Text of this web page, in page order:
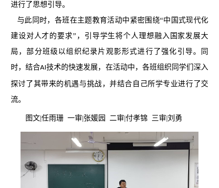
进行了思想引导。
与此同时， 各班在主题教育活动中紧密围绕“中国式现代化
建设对人才的要求”，引导学生将个人理想融入国家发展大
局，部分班级以组织纪录片观影形式进行了强化引导。
同
时，结合AI技术的快速发展，在活动中，各班组织同学们深入
探讨了其带来的机遇与挑战，并结合自己所学专业进行了交
流。
图文|任雨珊 一审|张媛园 二审|付孝锦 三审|刘勇